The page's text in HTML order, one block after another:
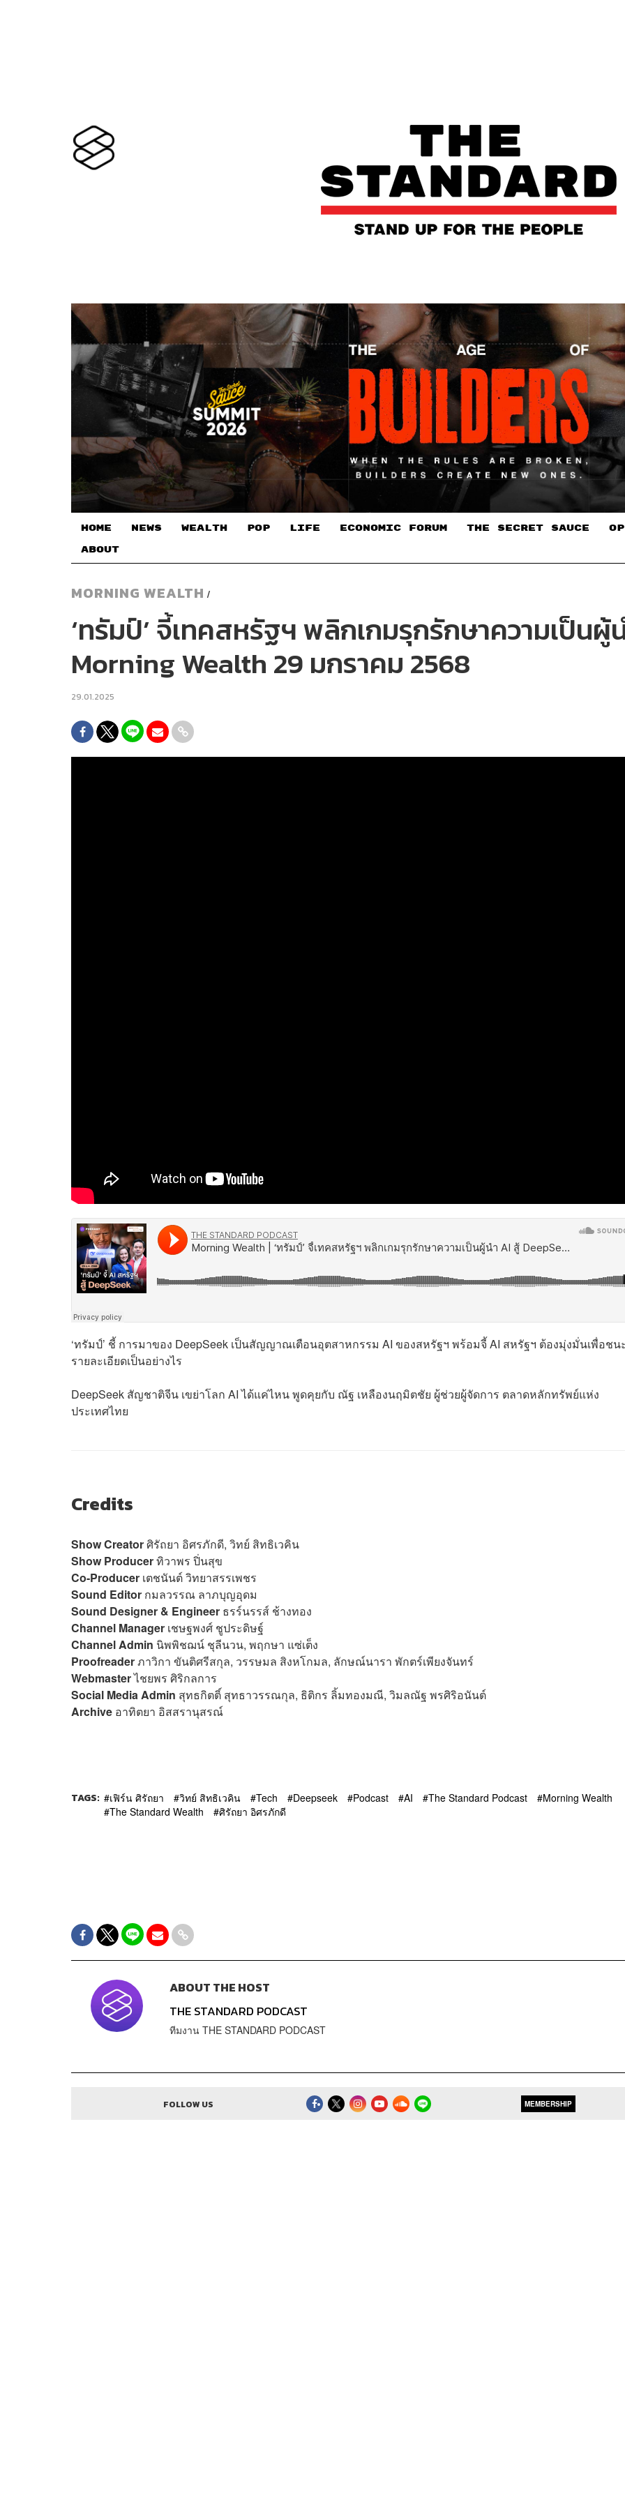
HOME NEWS WEALTH POP LIFE ECONOMIC FORUM THE SECRET SAUCE​
ABOUT
MORNING WEALTH /
‘ทรัมป์’ จี้เทคสหรัฐฯ พลิกเกมรุกรักษาความเป็นผู้
Morning Wealth 29 มกราคม 2568
29.01.2025
‘ทรัมป์’ ชี้ การมาของ DeepSeek เป็นสัญญาณเตือนอุตสาหกรรม AI ของสหรัฐฯ พร้อมจี้ AI สหรัฐฯ ต้องมุ่งมั่นเพื่อชน
รายละเอียดเป็นอย่างไร
DeepSeek สัญชาติจีน เขย่าโลก AI ได้แค่ไหน พูดคุยกับ ณัฐ เหลืองนฤมิตชัย ผู้ช่วยผู้จัดการ ตลาดหลักทรัพย์แห่ง
ประเทศไทย
Credits
Show Creatorศิรัถยา อิศรภักดี, วิทย์ สิทธิเวคิน
Show Producerทิวาพร ปิ่นสุข
Co-Producer เตชนันต์ วิทยาสรรเพชร
Sound Editor กมลวรรณ ลาภบุญอุดม
Sound Designer & Engineer ธรร์นรรส์ ช้างทอง
Channel Manager เชษฐพงศ์ ชูประดิษฐ์
Channel Admin นิพพิชฌน์ ชุลีนวน, พฤกษา แซ่เต็ง
Proofreaderภาวิกา ขันติศรีสกุล, วรรษมล สิงหโกมล, ลักษณ์นารา พักตร์เพียงจันทร์
Webmasterไชยพร ศิริกลการ
Social Media Admin สุทธกิตติ์​ สุทธาวรรณกุล, ธิติกร ลิ้มทองมณี, วิมลณัฐ พรศิริอนันต์
Archive อาทิตยา อิสสรานุสรณ์
TAGS: เฟิร์น ศิรัถยา วิทย์ สิทธิเวคิน Tech Deepseek Podcast AI The Standard Podcast
Morning Wealth
The Standard Wealth
ศิรัถยา อิศรภักดี
ABOUT THE HOST
THE STANDARD PODCAST
ทีมงาน THE STANDARD PODCAST
FOLLOW US MEMBERSHIP